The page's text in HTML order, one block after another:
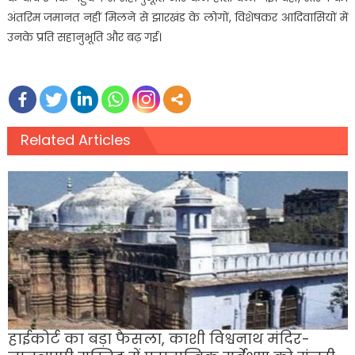
अंतरिम जमानत नहीं मिलने से झारखंड के लोगों, विशेषकर आदिवासियों में
उनके प्रति सहानुभूति और बढ़ गई।
Related Articles
हाईकोर्ट का बड़ा फैसला, काशी विश्वनाथ मंदिर-